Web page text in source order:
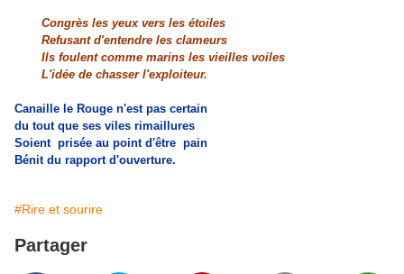
Congrès les yeux vers les étoiles
Refusant d'entendre les clameurs
Ils foulent comme marins les vieilles voiles
L'idée de chasser l'exploiteur.
Canaille le Rouge n'est pas certain
du tout que ses viles rimaillures
Soient prisée au point d'être pain
Bénit du rapport d'ouverture.
#Rire et sourire
Partager